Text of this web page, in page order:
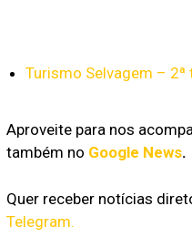
Turismo Selvagem –
Aproveite para nos
também no Google News.
Quer receber notícias
Telegram.